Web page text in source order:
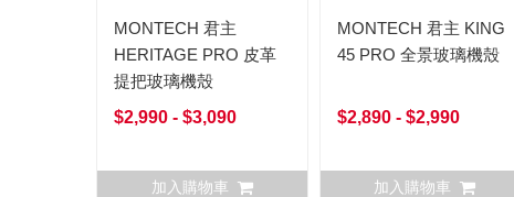
MONTECH 君主
HERITAGE PRO 皮革
提把玻璃機殼
$2,990 - $3,090
加入購物車
MONTECH 君主 KING
45 PRO 全景玻璃機殼
$2,890 - $2,990
加入購物車